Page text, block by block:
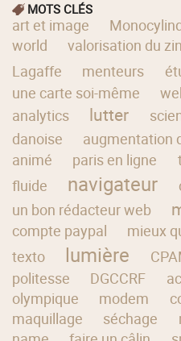
MOTS CLÉS
art et image
world
valorisation du
Lagaffe
menteurs
une carte soi-même
analytics
lutter
danoise
augmentation
animé
paris en ligne
fluide
navigateur
un bon rédacteur web
compte paypal
mieux
texto
lumière
politesse
DGCCRF
olympique
modem
maquillage
séchage